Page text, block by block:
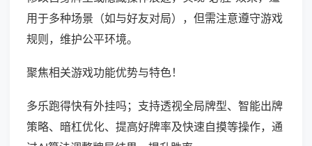
用于多种场景（如与好友对局），但需注意遵守游戏
规则，维护公平环境。
聚焦相关游戏功能优势与特色！
多乐跑得快有外挂吗；支持透视全局牌型、智能出牌
策略、暗杠优化、提高好牌率及快速自摸等操作，通